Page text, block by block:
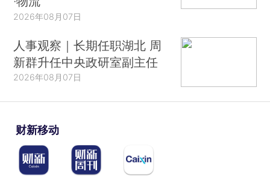
2026年08月07日
人事观察｜长期任职湖北 周
新群升任中央政研室副主任
2026年08月07日
财新移动